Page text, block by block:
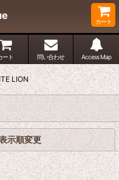
カート
ート 問い合わせ Access Map
LION
示順変更 閉じる